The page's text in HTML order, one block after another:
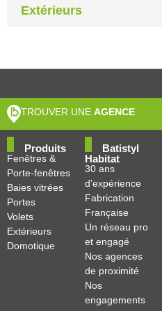
Extérieurs
TROUVER UNE AGENCE
Produits
Fenêtres &
Porte-fenêtres
Baies vitrées
Portes
Volets
Extérieurs
Domotique
Batistyl
Habitat
30 ans
d’expérience
Fabrication
Française
Un réseau pro
et engagé
Nos agences
de proximité
Nos
engagements